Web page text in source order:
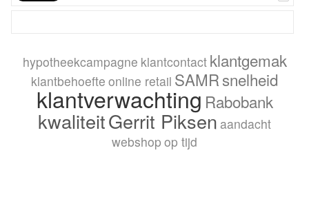
hypotheekcampagne klantcontact klantgemak
klantbehoefte online retail SAMRsnelheid
klantverwachting Rabobank
kwaliteitGerrit Piksen aandacht
webshop op tijd